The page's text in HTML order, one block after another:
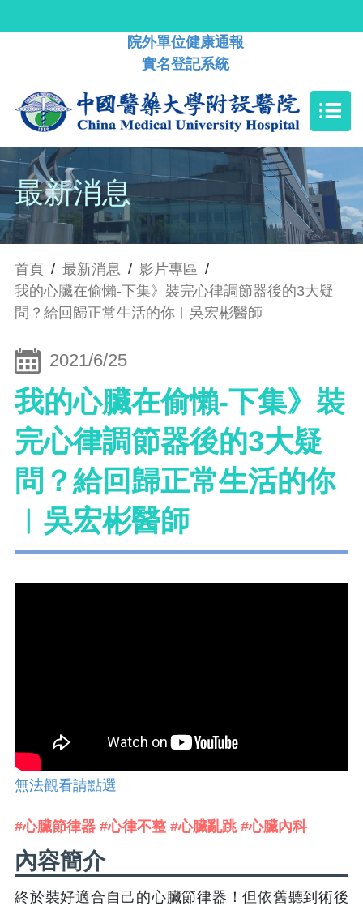
院外單位健康通報
實名登記系統
最新消息
首頁 / 最新消息 / 影片專區 /
我的心臟在偷懶-下集》裝完心律調節器後的3大疑
問？給回歸正常生活的你︱吳宏彬醫師
2021/6/25
我的心臟在偷懶-下集》裝
完心律調節器後的3大疑
問？給回歸正常生活的你
︱吳宏彬醫師
無法觀看請點選
#心臟節律器 #心律不整 #心臟亂跳 #心臟內科
內容簡介
終於裝好適合自己的心臟節律器！但依舊聽到術後